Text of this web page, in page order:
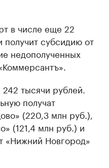
в числе еще 22
получит субсидию от
недополученных
тысячи рублей.
получат
(220,3 млн руб.),
(121,4 млн руб.) и
«Нижний Новгород»